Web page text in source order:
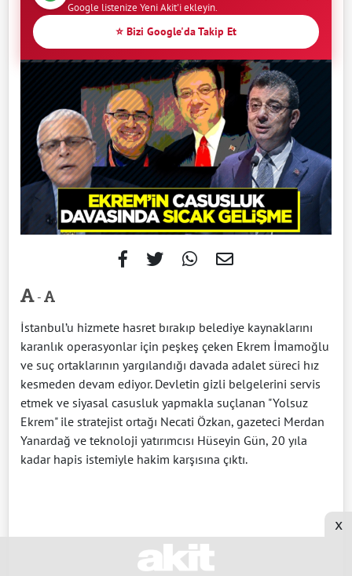
Google listenize Yeni Akit'i ekleyin.
⭐ Bizi Google'da Takip Et
-
İstanbul’u hizmete hasret bırakıp belediye kaynaklarını
karanlık operasyonlar için peşkeş çeken Ekrem İmamoğlu
ve suç ortaklarının yargılandığı davada adalet süreci hız
kesmeden devam ediyor. Devletin gizli belgelerini servis
etmek ve siyasal casusluk yapmakla suçlanan "Yolsuz
Ekrem" ile stratejist ortağı Necati Özkan, gazeteci Merdan
Yanardağ ve teknoloji yatırımcısı Hüseyin Gün, 20 yıla
kadar hapis istemiyle hakim karşısına çıktı.
x